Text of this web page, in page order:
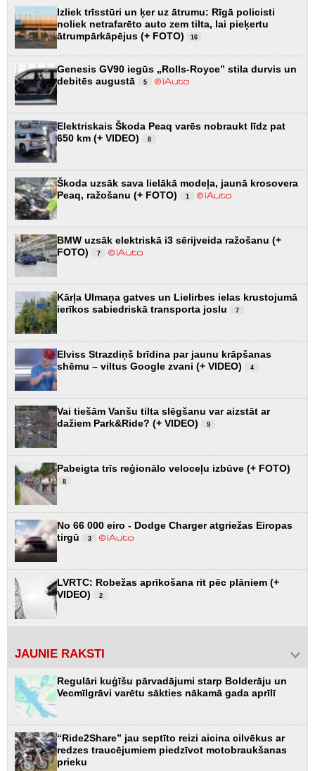
Izliek trīsstūri un ķer uz ātrumu: Rīgā policisti
noliek netrafarēto auto zem tilta, lai pieķertu
ātrumpārkāpējus (+ FOTO)
16
Genesis GV90 iegūs „Rolls-Royce” stila durvis un
debitēs augustā
5
Elektriskais Škoda Peaq varēs nobraukt līdz pat
650 km (+ VIDEO)
8
Škoda uzsāk sava lielākā modeļa, jaunā krosovera
Peaq, ražošanu (+ FOTO)
1
BMW uzsāk elektriskā i3 sērijveida ražošanu (+
FOTO)
7
Kārļa Ulmaņa gatves un Lielirbes ielas krustojumā
ierīkos sabiedriskā transporta joslu
7
Elviss Strazdiņš brīdina par jaunu krāpšanas
shēmu – viltus Google zvani (+ VIDEO)
4
Vai tiešām Vanšu tilta slēgšanu var aizstāt ar
dažiem Park&Ride? (+ VIDEO)
9
Pabeigta trīs reģionālo veloceļu izbūve (+ FOTO)
8
No 66 000 eiro - Dodge Charger atgriežas Eiropas
tirgū
3
LVRTC: Robežas aprīkošana rit pēc plāniem (+
VIDEO)
2
JAUNIE RAKSTI
Regulāri kuģīšu pārvadājumi starp Bolderāju un
Vecmīlgrāvi varētu sākties nākamā gada aprīlī
“Ride2Share” jau septīto reizi aicina cilvēkus ar
redzes traucējumiem piedzīvot motobraukšanas
prieku